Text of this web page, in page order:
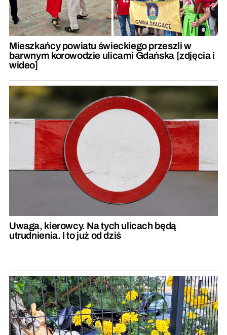
Mieszkańcy powiatu świeckiego przeszli w
barwnym korowodzie ulicami Gdańska [zdjęcia i
wideo]
Uwaga, kierowcy. Na tych ulicach będą
utrudnienia. I to już od dziś